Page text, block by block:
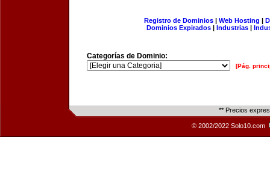
Registro de Dominios| Web Hosting |
Dominios Expirados | Industrias |
Categorías de Dominio:
[Pág.
** Precios
© 2002/2022 Solo10.com